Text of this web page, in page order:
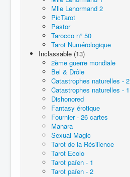
Mlle Lenormand 2
PicTarot
Pastor
Tarocco n° 50
Tarot Numérologique
Inclassable (13)
2ème guerre mondiale
Bel & Drôle
Catastrophes naturelles - 2
Catastrophes naturelles - 1
Dishonored
Fantasy érotique
Fournier - 26 cartes
Manara
Sexual Magic
Tarot de la Résilience
Tarot Ecolo
Tarot païen - 1
Tarot païen - 2